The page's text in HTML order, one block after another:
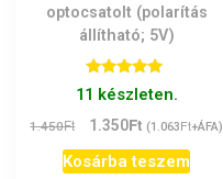
optocsatolt (polarítás
állítható; 5V)
Értékelés:
5.00
/ 5
11 készleten.
1.450Ft
Original
price
was:
1.350Ft Current
price
is:
(1.063Ft+ÁFA)
Kosárba teszem